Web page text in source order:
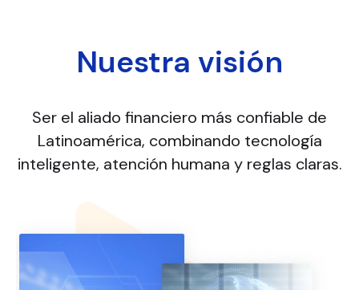
Nuestra visión
Ser el aliado financiero más confiable de
Latinoamérica, combinando tecnología
inteligente, atención humana y reglas claras.